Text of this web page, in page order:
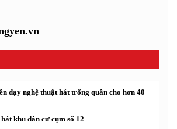
dạy nghệ thuật hát trống quân cho hơn 40
khu dân cư cụm số 12